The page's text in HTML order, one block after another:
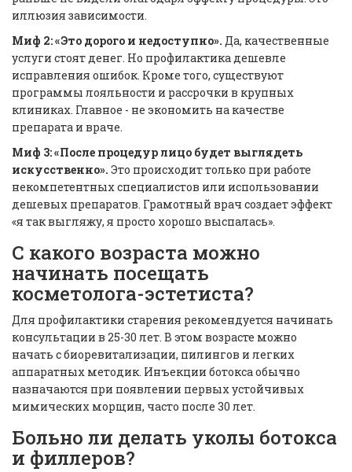
иллюзия зависимости.
Миф 2: «Это дорого и недоступно». Да, качественные
услуги стоят денег. Но профилактика дешевле
исправления ошибок. Кроме того, существуют
программы лояльности и рассрочки в крупных
клиниках. Главное - не экономить на качестве
препарата и враче.
Миф 3: «После процедур лицо будет выглядеть
искусственно». Это происходит только при работе
некомпетентных специалистов или использовании
дешевых препаратов. Грамотный врач создает эффект
«я так выгляжу, я просто хорошо выспалась».
С какого возраста можно
начинать посещать
косметолога-эстетиста?
Для профилактики старения рекомендуется начинать
консультации в 25-30 лет. В этом возрасте можно
начать с биоревитализации, пилингов и легких
аппаратных методик. Инъекции ботокса обычно
назначаются при появлении первых устойчивых
мимических морщин, часто после 30 лет.
Больно ли делать уколы ботокса
и филлеров?